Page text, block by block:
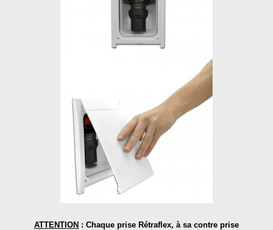
ATTENTION : Chaque prise Rétraflex, à sa contre prise